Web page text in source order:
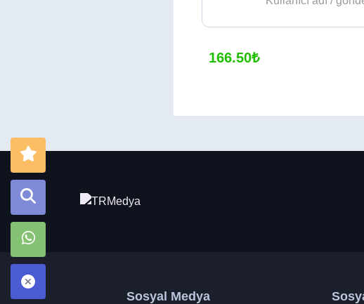
166.50₺
Sosyal Medya